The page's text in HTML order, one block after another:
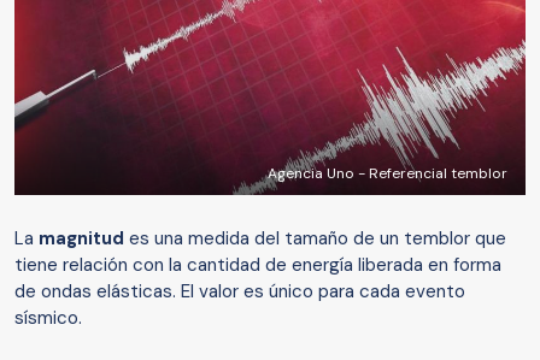
Agencia Uno - Referencial temblor
La magnitud es una medida del tamaño de un temblor que
tiene relación con la cantidad de energía liberada en forma
de ondas elásticas. El valor es único para cada evento
sísmico.